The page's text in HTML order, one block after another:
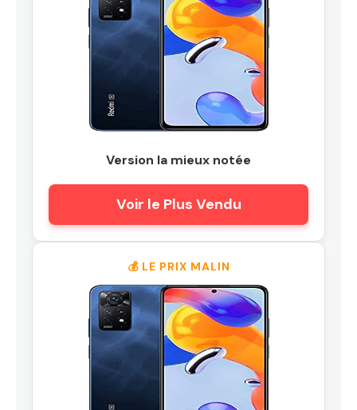
Version la mieux notée
Voir le Plus Vendu
💰 LE PRIX MALIN